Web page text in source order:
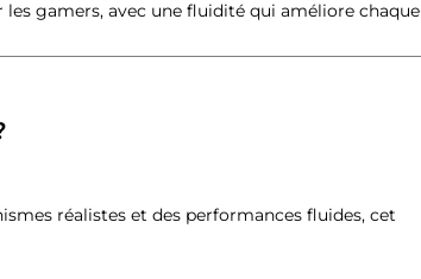
les gamers, avec une fluidité qui améliore chaque
réalistes et des performances fluides, cet